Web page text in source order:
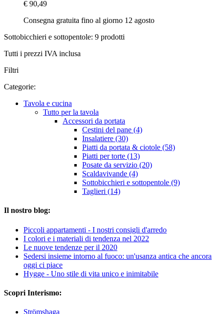
€ 90,49
Consegna gratuita fino al giorno 12 agosto
Sottobicchieri e sottopentole: 9 prodotti
Tutti i prezzi IVA inclusa
Filtri
Categorie:
Tavola e cucina
Tutto per la tavola
Accessori da portata
Cestini del pane (4)
Insalatiere (30)
Piatti da portata & ciotole (58)
Piatti per torte (13)
Posate da servizio (20)
Scaldavivande (4)
Sottobicchieri e sottopentole (9)
Taglieri (14)
Il nostro blog:
Piccoli appartamenti - I nostri consigli d'arredo
I colori e i materiali di tendenza nel 2022
Le nuove tendenze per il 2020
Sedersi insieme intorno al fuoco: un'usanza antica che ancora
oggi ci piace
Hygge - Uno stile di vita unico e inimitabile
Scopri Interismo:
Strömshaga